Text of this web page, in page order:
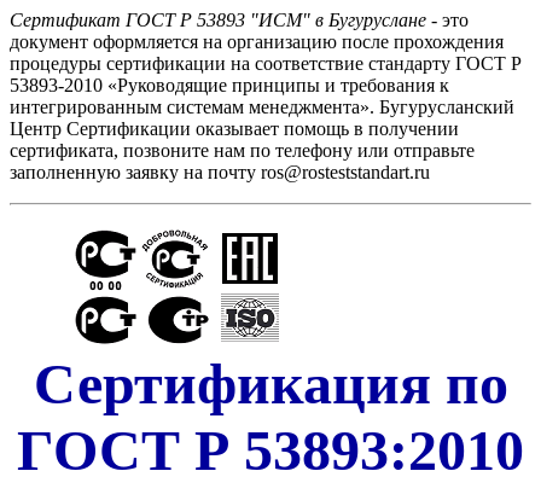
Сертификат ГОСТ Р 53893 "ИСМ" в Бугуруслане - это
документ оформляется на организацию после прохождения
процедуры сертификации на соответствие стандарту ГОСТ Р
53893-2010 «Руководящие принципы и требования к
интегрированным системам менеджмента». Бугурусланский
Центр Сертификации оказывает помощь в получении
сертификата, позвоните нам по телефону или отправьте
заполненную заявку на почту ros@rosteststandart.ru
Сертификация по
ГОСТ Р 53893:2010